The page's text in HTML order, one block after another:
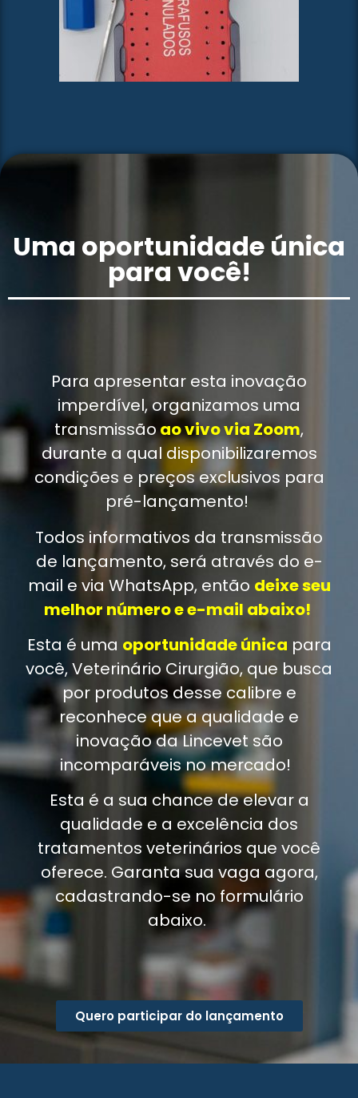
Uma oportunidade única
para você!
Para apresentar esta inovação
imperdível, organizamos uma
transmissãoao vivo via Zoom,
durante a qual disponibilizaremos
condições e preços exclusivos para
pré-lançamento!
Todos informativos da transmissão
de lançamento, será através do e-
mail e via WhatsApp, então deixe seu
melhor número e e-mail abaixo!
Esta é uma oportunidade única para
você, Veterinário Cirurgião, que busca
por produtos desse calibre e
reconhece que a qualidade e
inovação da Lincevet são
incomparáveis no mercado!
Esta é a sua chance de elevar a
qualidade e a excelência dos
tratamentos veterinários que você
oferece. Garanta sua vaga agora,
cadastrando-se no formulário
abaixo.
Quero participar do lançamento